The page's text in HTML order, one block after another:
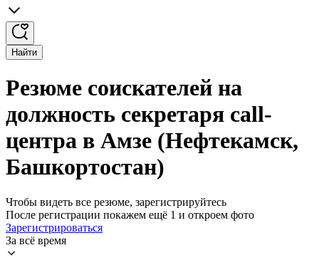
Найти
Резюме соискателей на
должность секретаря call-
центра в Амзе (Нефтекамск,
Башкортостан)
Чтобы видеть все резюме, зарегистрируйтесь
После регистрации покажем ещё 1 и откроем фото
Зарегистрироваться
За всё время